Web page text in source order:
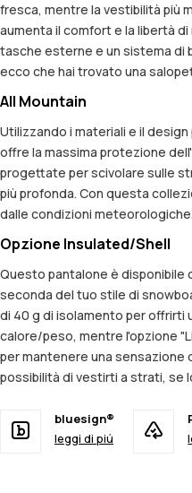
fresca, mentre la vestibilità più
aumenta il comfort e la libertà
tasche esterne e un sistema di
ecco che hai trovato una
All Mountain
Utilizzando i materiali e il
offre la massima protezione
progettate per scivolare sulle
più profonda. Con questa
dalle condizioni meteorologiche.
Opzione Insulated/Shell
Questo pantalone è disponibile
seconda del tuo stile di
di 40 g di isolamento per offrirti
calore/peso, mentre l'opzione
per mantenere una sensazione
possibilità di vestirti a strati, se
bluesign®
leggi di piú